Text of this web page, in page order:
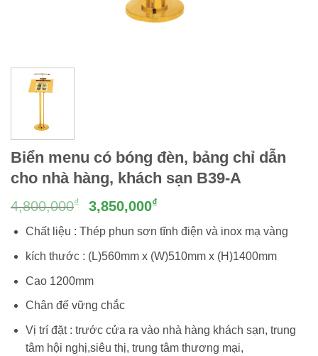
Biển menu có bóng đèn, bảng chỉ dẫn
cho nhà hàng, khách sạn B39-A
4,800,000₫
Giá
gốc
là:
4,800,000₫.
3,850,000₫
tại
là:
Chất liệu : Thép phun sơn tĩnh điện và inox mạ vàng
kích thước : (L)560mm x (W)510mm x (H)1400mm
Cao 1200mm
Chân đế vững chắc
Vị trí đặt : trước cửa ra vào nhà hàng khách sạn, trung
tâm hội nghị,siêu thị, trung tâm thương mại,